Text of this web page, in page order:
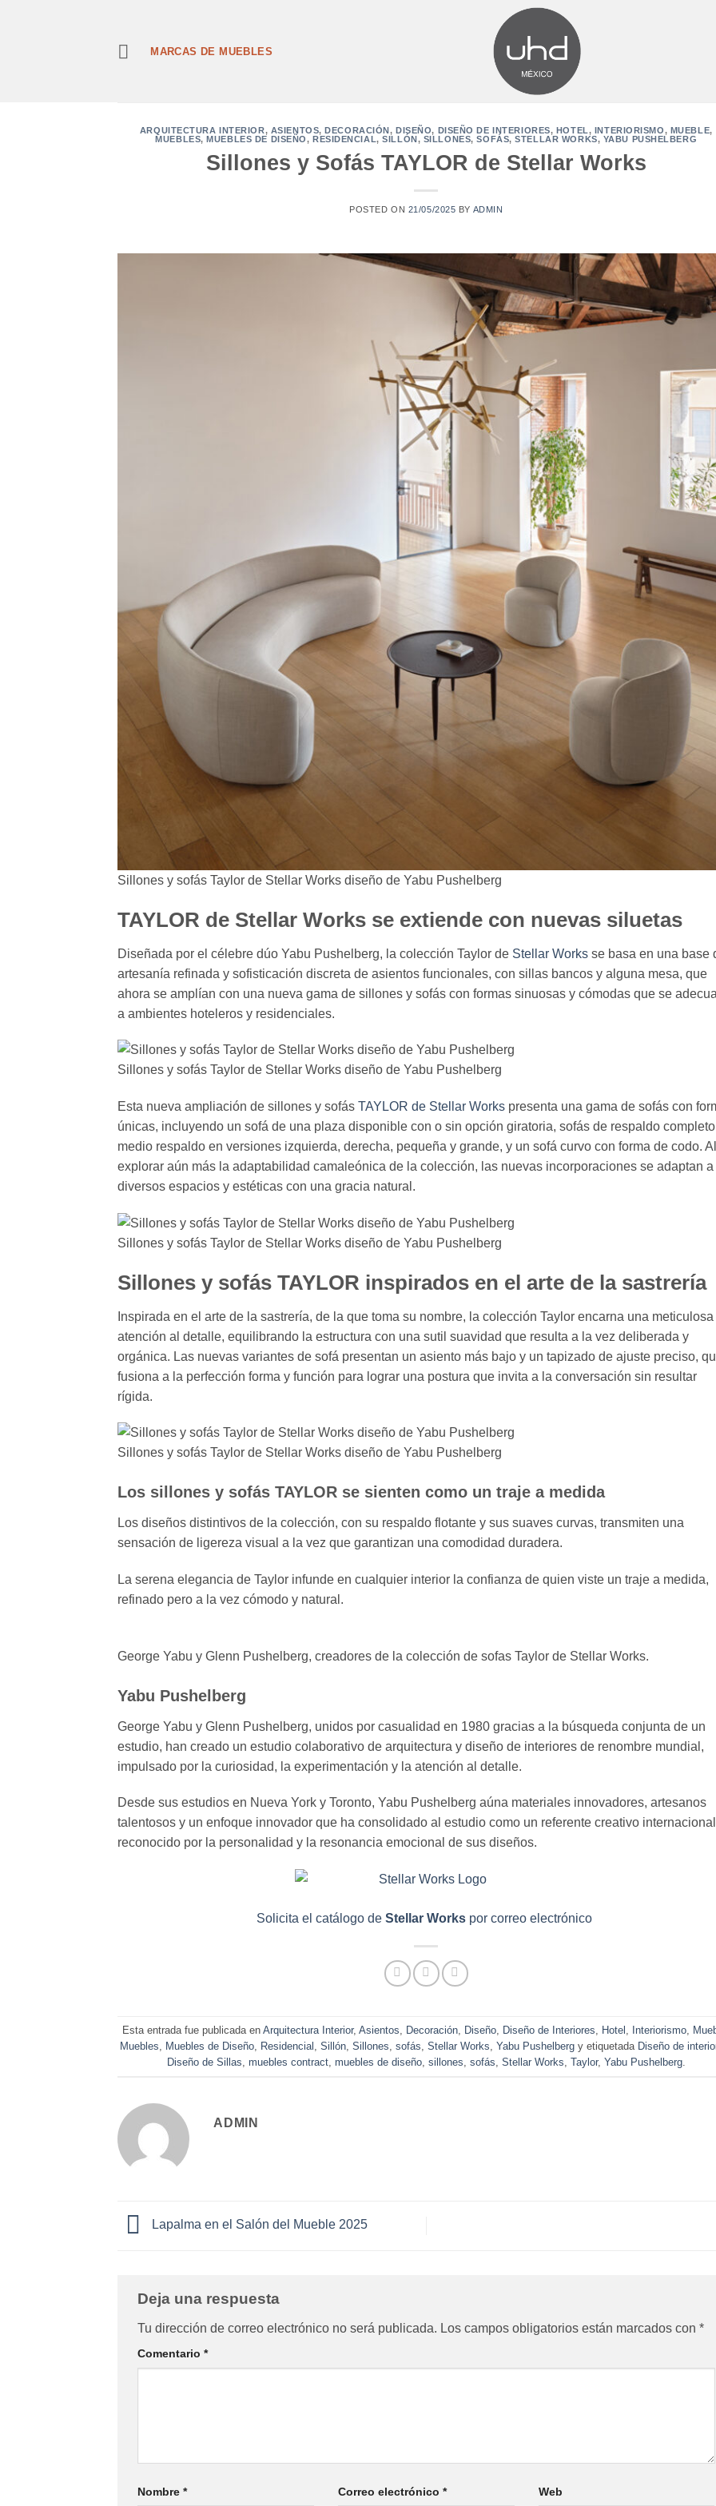
MARCAS DE MUEBLES
ARQUITECTURA INTERIOR, ASIENTOS,DECORACIÓN,DISEÑO, DISEÑO DE INTERIORES, HOTEL, INTERIORISMO, MUEBLE,
MUEBLES,MUEBLES DE DISEÑO,RESIDENCIAL,SILLÓN, SILLONES,SOFÁS,STELLAR WORKS, YABU PUSHELBERG
Sillones y Sofás TAYLOR de Stellar Works
POSTED ON 21/05/2025 BY ADMIN
Sillones y sofás Taylor de Stellar Works diseño de Yabu Pushelberg
TAYLOR de Stellar Works se extiende con nuevas siluetas
Diseñada por el célebre dúo Yabu Pushelberg, la colección Taylor de Stellar Works se basa en una base
artesanía refinada y sofisticación discreta de asientos funcionales, con sillas bancos y alguna mesa, que
ahora se amplían con una nueva gama de sillones y sofás con formas sinuosas y cómodas que se
a ambientes hoteleros y residenciales.
Sillones y sofás Taylor de Stellar Works diseño de Yabu Pushelberg
Esta nueva ampliación de sillones y sofás TAYLOR de Stellar Works presenta una gama de sofás con
únicas, incluyendo un sofá de una plaza disponible con o sin opción giratoria, sofás de respaldo
medio respaldo en versiones izquierda, derecha, pequeña y grande, y un sofá curvo con forma de codo. Al
explorar aún más la adaptabilidad camaleónica de la colección, las nuevas incorporaciones se adaptan a
diversos espacios y estéticas con una gracia natural.
Sillones y sofás Taylor de Stellar Works diseño de Yabu Pushelberg
Sillones y sofás TAYLOR inspirados en el arte de la sastrería
Inspirada en el arte de la sastrería, de la que toma su nombre, la colección Taylor encarna una meticulosa
atención al detalle, equilibrando la estructura con una sutil suavidad que resulta a la vez deliberada y
orgánica. Las nuevas variantes de sofá presentan un asiento más bajo y un tapizado de ajuste preciso,
fusiona a la perfección forma y función para lograr una postura que invita a la conversación sin resultar
rígida.
Sillones y sofás Taylor de Stellar Works diseño de Yabu Pushelberg
Los sillones y sofás TAYLOR se sienten como un traje a medida
Los diseños distintivos de la colección, con su respaldo flotante y sus suaves curvas, transmiten una
sensación de ligereza visual a la vez que garantizan una comodidad duradera.
La serena elegancia de Taylor infunde en cualquier interior la confianza de quien viste un traje a medida,
refinado pero a la vez cómodo y natural.
George Yabu y Glenn Pushelberg, creadores de la colección de sofas Taylor de Stellar Works.
Yabu Pushelberg
George Yabu y Glenn Pushelberg, unidos por casualidad en 1980 gracias a la búsqueda conjunta de un
estudio, han creado un estudio colaborativo de arquitectura y diseño de interiores de renombre mundial,
impulsado por la curiosidad, la experimentación y la atención al detalle.
Desde sus estudios en Nueva York y Toronto, Yabu Pushelberg aúna materiales innovadores, artesanos
talentosos y un enfoque innovador que ha consolidado al estudio como un referente creativo
reconocido por la personalidad y la resonancia emocional de sus diseños.
Solicita el catálogo deStellar Works por correo electrónico
Esta entrada fue publicada enArquitectura Interior,Asientos Decoración Diseño Diseño de Interiores Hotel Interiorismo
Muebles
Muebles de Diseño, Residencial Sillón, Sillones sofás Stellar Works Yabu Pushelbergy etiquetada Diseño de
Diseño de Sillas muebles contract, muebles de diseño, sillones sofás Stellar Works Taylor, Yabu Pushelberg.
ADMIN
Lapalma en el Salón del Mueble 2025
Deja una respuesta
Tu dirección de correo electrónico no será publicada. Los campos obligatorios están marcados con *
Comentario *
Nombre * Correo electrónico * Web